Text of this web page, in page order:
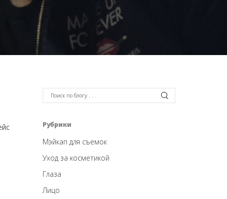
Рубрики
Мэйкап для съемок
Уход за косметикой
Глаза
Лицо